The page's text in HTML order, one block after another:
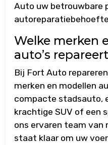
Auto uw betrouwbare
Welke merken
auto’s
Bij Fort Auto
merken en modellen
compacte stadsauto,
krachtige SUV of een
ons ervaren team van
staat klaar om uw